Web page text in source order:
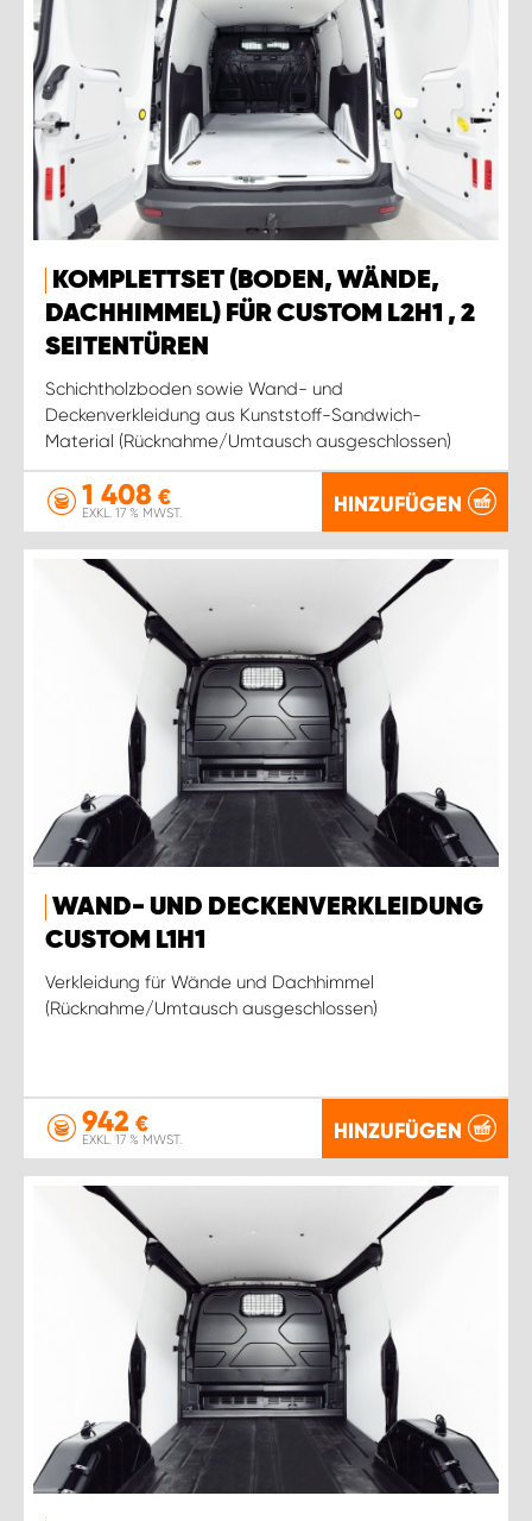
KOMPLETTSET (BODEN, WÄNDE,
DACHHIMMEL) FÜR CUSTOM L2H1 , 2
SEITENTÜREN
Schichtholzboden sowie Wand- und
Deckenverkleidung aus Kunststoff-Sandwich-
Material (Rücknahme/Umtausch ausgeschlossen)
1 408 €
EXKL. 17 % MWST. HINZUFÜGEN
WAND- UND DECKENVERKLEIDUNG
CUSTOM L1H1
Verkleidung für Wände und Dachhimmel
(Rücknahme/Umtausch ausgeschlossen)
942 €
EXKL. 17 % MWST. HINZUFÜGEN